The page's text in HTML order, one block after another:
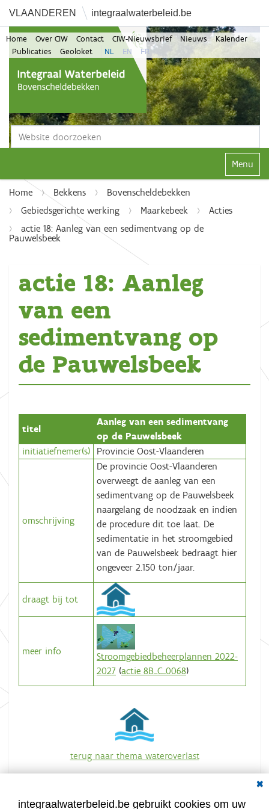
VLAANDEREN integraalwaterbeleid.be
Zoek
Home Over CIW Contact CIW-Nieuwsbrief Nieuws
Kalender
Publicaties
Geoloket NL EN FR
Klap
Home Bekkens
Bovenscheldebekken
Gebiedsgerichte werking
Maarkebeek
Acties
actie 18: Aanleg van een sedimentvang op de
Pauwelsbeek
actie 18: Aanleg
van een
sedimentvang op
de Pauwelsbeek
titel
Aanleg van een sedimentvang
op de Pauwelsbeek
initiatiefnemer(s)
Provincie Oost-Vlaanderen
omschrijving
De provincie Oost-Vlaanderen
overweegt de aanleg van een
sedimentvang op de Pauwelsbeek
naargelang de noodzaak en indien
de procedure dit toe laat. De
sedimentatie in het stroomgebied
van de Pauwelsbeek bedraagt hier
ongeveer 2.150 ton/jaar.
draagt bij tot
meer info
Stroomgebiedbeheerplannen 2022-
2027 (actie 8B_C_0068)
terug naar thema wateroverlast
overzicht van alle acties
integraalwaterbeleid.be gebruikt cookies om uw